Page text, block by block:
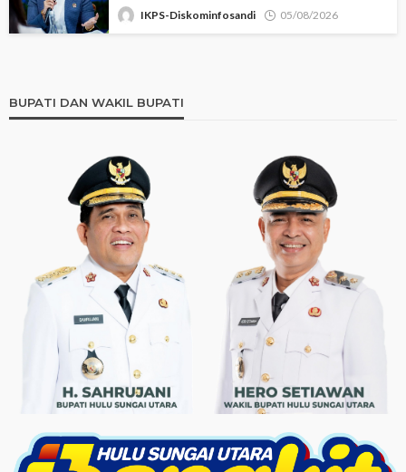
IKPS-Diskominfosandi 05/08/2026
BUPATI DAN WAKIL BUPATI